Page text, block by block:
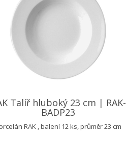
Talíř hluboký 23 cm | RAK-
BADP23
RAK , balení 12 ks, průměr 23 cm